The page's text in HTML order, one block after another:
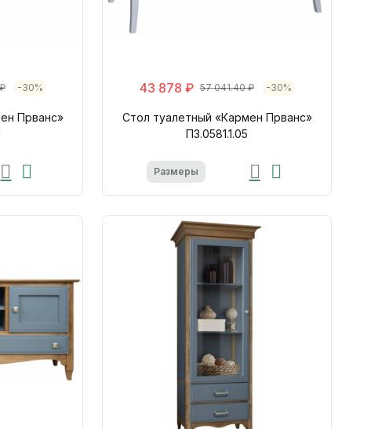
-30%
Прванс»
43 878 ₽ 57 041.40 ₽ -30%
Стол туалетный «Кармен Прванс»
П3.0581.1.05
Размеры